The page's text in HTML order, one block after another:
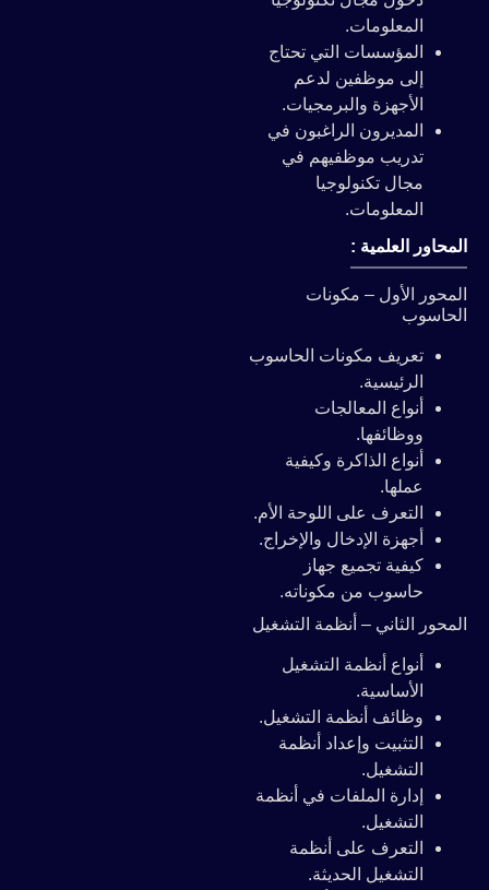
المعلومات.
المؤسسات التي تحتاج
إلى موظفين لدعم
الأجهزة والبرمجيات.
المديرون الراغبون في
تدريب موظفيهم في
مجال تكنولوجيا
المعلومات.
المحاور العلمية :
المحور الأول – مكونات
الحاسوب
تعريف مكونات الحاسوب
الرئيسية.
أنواع المعالجات
ووظائفها.
أنواع الذاكرة وكيفية
عملها.
التعرف على اللوحة الأم.
أجهزة الإدخال والإخراج.
كيفية تجميع جهاز
حاسوب من مكوناته.
المحور الثاني – أنظمة التشغيل
أنواع أنظمة التشغيل
الأساسية.
وظائف أنظمة التشغيل.
التثبيت وإعداد أنظمة
التشغيل.
إدارة الملفات في أنظمة
التشغيل.
التعرف على أنظمة
التشغيل الحديثة.